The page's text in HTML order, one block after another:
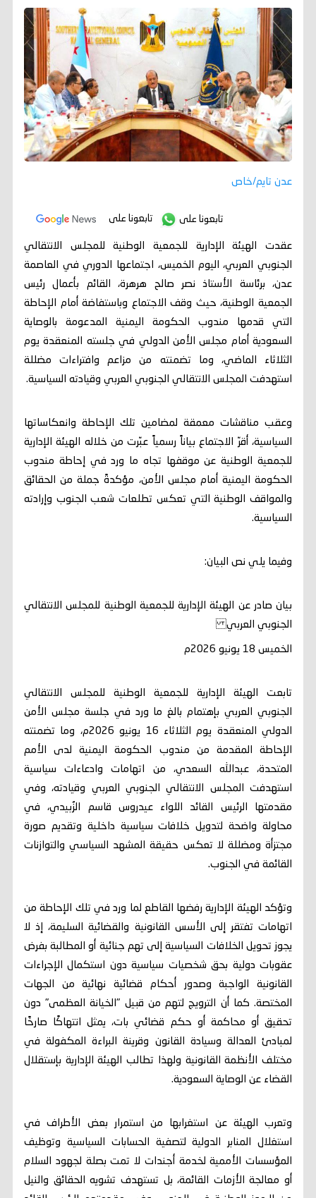
عدن تايم/خاص
تابعونا على تابعونا على
عقدت الهيئة الإدارية للجمعية الوطنية للمجلس الانتقالي
الجنوبي العربي، اليوم الخميس، اجتماعها الدوري في العاصمة
عدن، برئاسة الأستاذ نصر صالح هرهرة، القائم بأعمال رئيس
الجمعية الوطنية، حيث وقف الاجتماع وباستفاضة أمام الإحاطة
التي قدمها مندوب الحكومة اليمنية المدعومة بالوصاية
السعودية أمام مجلس الأمن الدولي في جلسته المنعقدة يوم
الثلاثاء الماضي، وما تضمنته من مزاعم وافتراءات مضللة
استهدفت المجلس الانتقالي الجنوبي العربي وقيادته السياسية.
وعقب مناقشات معمقة لمضامين تلك الإحاطة وانعكاساتها
السياسية، أقرّ الاجتماع بياناً رسمياً عبّرت من خلاله الهيئة الإدارية
للجمعية الوطنية عن موقفها تجاه ما ورد في إحاطة مندوب
الحكومة اليمنية أمام مجلس الأمن، مؤكدةً جملة من الحقائق
والمواقف الوطنية التي تعكس تطلعات شعب الجنوب وإرادته
السياسية.
وفيما يلي نص البيان:
بيان صادر عن الهيئة الإدارية للجمعية الوطنية للمجلس الانتقالي
الجنوبي العربي
الخميس 18 يونيو 2026م
تابعت الهيئة الإدارية للجمعية الوطنية للمجلس الانتقالي
الجنوبي العربي بإهتمام بالغ ما ورد في جلسة مجلس الأمن
الدولي المنعقدة يوم الثلاثاء 16 يونيو 2026م، وما تضمنته
الإحاطة المقدمة من مندوب الحكومة اليمنية لدى الأمم
المتحدة، عبدالله السعدي، من اتهامات وادعاءات سياسية
استهدفت المجلس الانتقالي الجنوبي العربي وقيادته، وفي
مقدمتها الرئيس القائد اللواء عيدروس قاسم الزُبيدي، في
محاولة واضحة لتدويل خلافات سياسية داخلية وتقديم صورة
مجتزأة ومضللة لا تعكس حقيقة المشهد السياسي والتوازنات
القائمة في الجنوب.
وتؤكد الهيئة الإدارية رفضها القاطع لما ورد في تلك الإحاطة من
اتهامات تفتقر إلى الأسس القانونية والقضائية السليمة، إذ لا
يجوز تحويل الخلافات السياسية إلى تهم جنائية أو المطالبة بفرض
عقوبات دولية بحق شخصيات سياسية دون استكمال الإجراءات
القانونية الواجبة وصدور أحكام قضائية نهائية من الجهات
المختصة. كما أن الترويج لتهم من قبيل "الخيانة العظمى" دون
تحقيق أو محاكمة أو حكم قضائي بات، يمثل انتهاكًا صارخًا
لمبادئ العدالة وسيادة القانون وقرينة البراءة المكفولة في
مختلف الأنظمة القانونية ولهذا تطالب الهيئة الإدارية بإستقلال
القضاء عن الوصاية السعودية.
وتعرب الهيئة عن استغرابها من استمرار بعض الأطراف في
استغلال المنابر الدولية لتصفية الحسابات السياسية وتوظيف
المؤسسات الأممية لخدمة أجندات لا تمت بصلة لجهود السلام
أو معالجة الأزمات القائمة، بل تستهدف تشويه الحقائق والنيل